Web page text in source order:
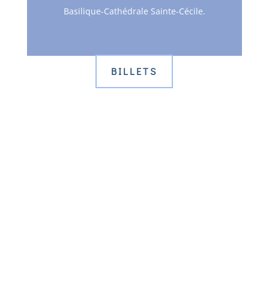
Basilique-Cathédrale Sainte-Cécile.
BILLETS